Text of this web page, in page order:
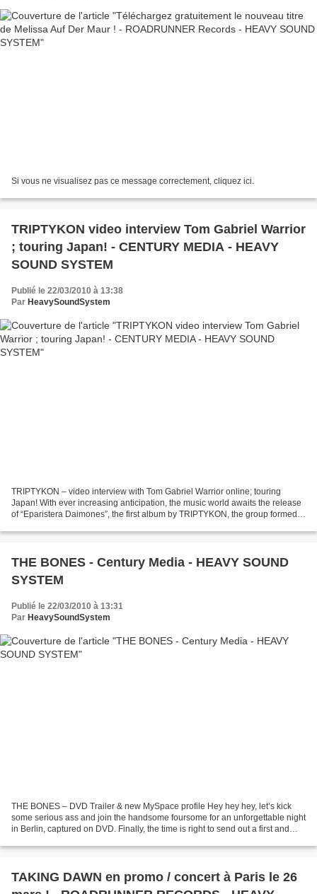
Si vous ne visualisez pas ce message correctement, cliquez ici.
TRIPTYKON video interview Tom Gabriel Warrior
; touring Japan! - CENTURY MEDIA - HEAVY
SOUND SYSTEM
Publié le 22/03/2010 à 13:38
Par HeavySoundSystem
TRIPTYKON – video interview with Tom Gabriel Warrior online; touring
Japan! With ever increasing anticipation, the music world awaits the release
of “Eparistera Daimones”, the first album by TRIPTYKON, the group formed
THE BONES - Century Media - HEAVY SOUND
SYSTEM
Publié le 22/03/2010 à 13:31
Par HeavySoundSystem
THE BONES – DVD Trailer & new MySpace profile Hey hey hey, let’s kick
some serious ass and join the handsome foursome for an unforgettable night
in Berlin, captured on DVD. Finally, the time is right to send out a first and
TAKING DAWN en promo / concert à Paris le 26